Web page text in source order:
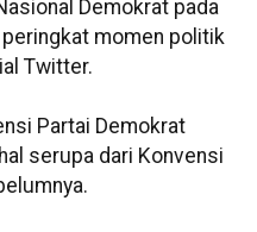
Demokrat pada
momen politik
Twitter.
Partai Demokrat
serupa dari Konvensi